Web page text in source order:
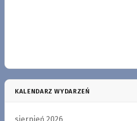
KALENDARZ WYDARZEŃ